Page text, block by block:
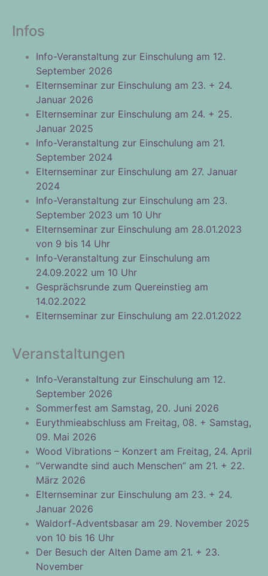
Infos
Info-Veranstaltung zur Einschulung am 12.
September 2026
Elternseminar zur Einschulung am 23. + 24.
Januar 2026
Elternseminar zur Einschulung am 24. + 25.
Januar 2025
Info-Veranstaltung zur Einschulung am 21.
September 2024
Elternseminar zur Einschulung am 27. Januar
2024
Info-Veranstaltung zur Einschulung am 23.
September 2023 um 10 Uhr
Elternseminar zur Einschulung am 28.01.2023
von 9 bis 14 Uhr
Info-Veranstaltung zur Einschulung am
24.09.2022 um 10 Uhr
Gesprächsrunde zum Quereinstieg am
14.02.2022
Elternseminar zur Einschulung am 22.01.2022
Veranstaltungen
Info-Veranstaltung zur Einschulung am 12.
September 2026
Sommerfest am Samstag, 20. Juni 2026
Eurythmieabschluss am Freitag, 08. + Samstag,
09. Mai 2026
Wood Vibrations – Konzert am Freitag, 24. April
“Verwandte sind auch Menschen” am 21. + 22.
März 2026
Elternseminar zur Einschulung am 23. + 24.
Januar 2026
Waldorf-Adventsbasar am 29. November 2025
von 10 bis 16 Uhr
Der Besuch der Alten Dame am 21. + 23.
November